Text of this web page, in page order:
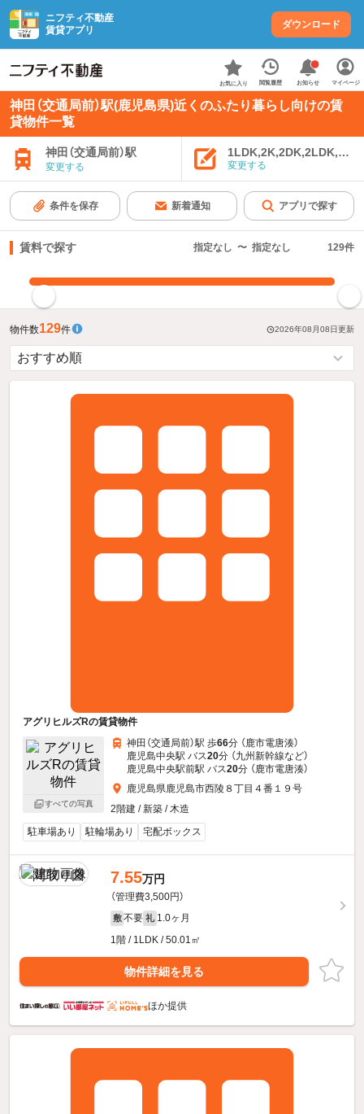
ニフティ不動産
賃貸アプリ
ダウンロード
お気に入り 閲覧履歴 お知らせ マイページ
神田（交通局前）駅(鹿児島県)近くのふたり暮らし向けの賃
貸物件一覧
神田（交通局前）駅
変更する 変更する
条件を保存 新着通知 アプリで探す
賃料で探す 指定なし 〜 指定なし 129件
物件数129件 2026年08月08日更新
アグリヒルズRの賃貸物件
すべての写真
神田（交通局前）駅 歩66分 （鹿市電唐湊）
鹿児島中央駅 バス20分 （九州新幹線など）
鹿児島中央駅前駅 バス20分 （鹿市電唐湊）
鹿児島県鹿児島市西陵８丁目４番１９号
2階建 / 新築 / 木造
駐車場あり
駐輪場あり 宅配ボックス
7.55万円
（管理費3,500円）
敷 不要 礼 1.0ヶ月
1階 / 1LDK / 50.01㎡
物件詳細を見る
ほか提供